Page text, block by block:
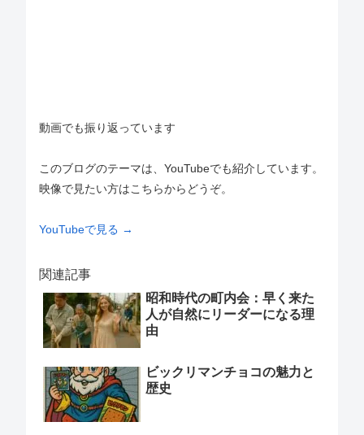
動画でも振り返っています
このブログのテーマは、YouTubeでも紹介しています。
映像で見たい方はこちらからどうぞ。
YouTubeで見る →
関連記事
昭和時代の町内会：早く来た
人が自然にリーダーになる理
由
ビックリマンチョコの魅力と
歴史